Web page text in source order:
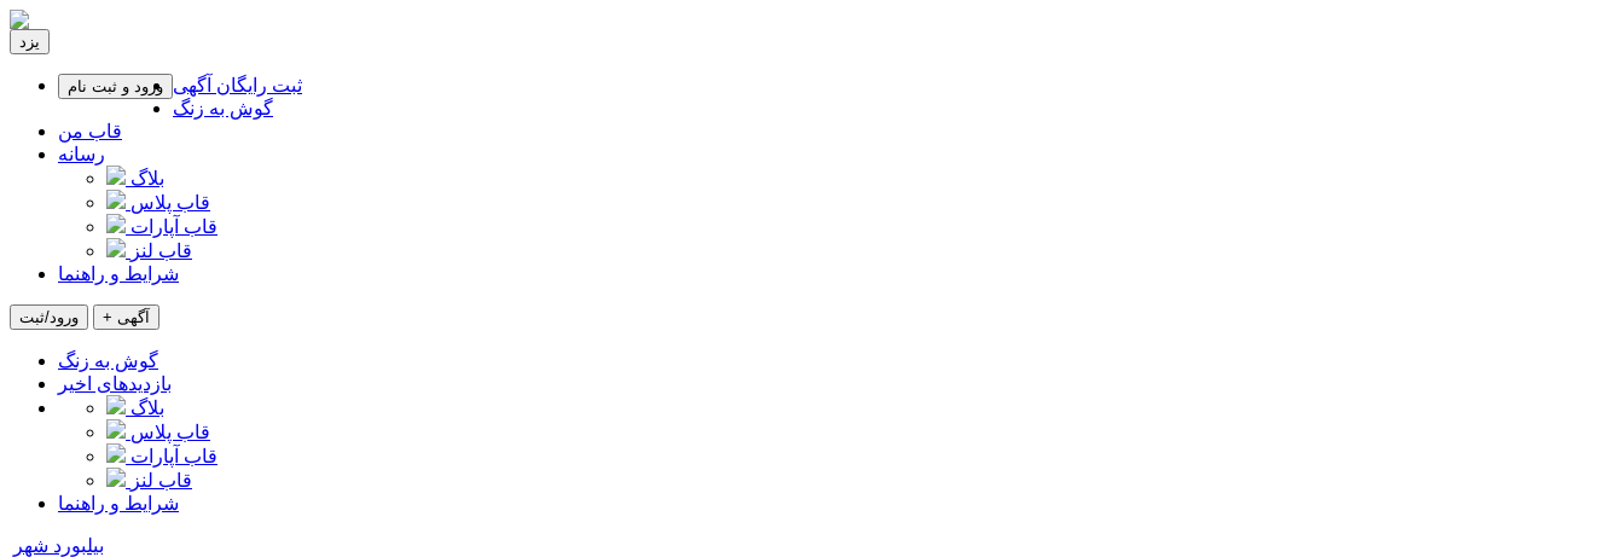
یزد
ورود و ثبت نام ثبت رایگان آگهی
گوش به زنگ
قاب من
رسانه
بلاگ
قاب پلاس
قاب آپارات
قاب لنز
شرایط و راهنما
ورود/ثبت + آگهی
گوش به زنگ
بازدیدهای اخیر
بلاگ
قاب پلاس
قاب آپارات
قاب لنز
شرایط و راهنما
بیلبورد شهر